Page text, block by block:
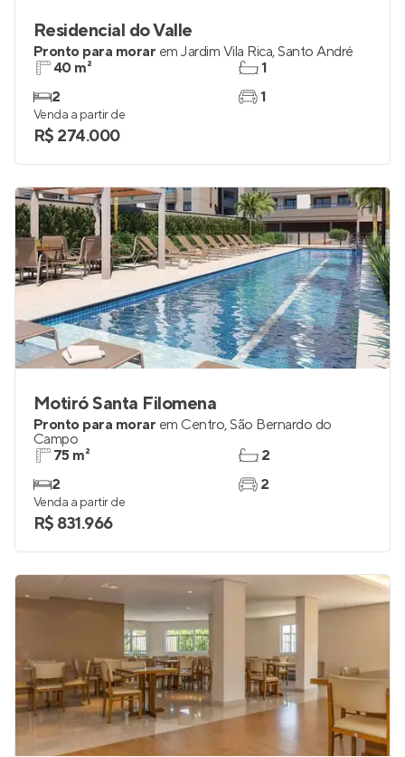
Residencial do Valle
Pronto para morar em Jardim Vila Rica,Santo André
40 m²
2
1
1
Venda a partir de
R$ 274.000
Motiró Santa Filomena
Pronto para morar em Centro,São Bernardo do
Campo
75 m²
2
2
2
Venda a partir de
R$ 831.966